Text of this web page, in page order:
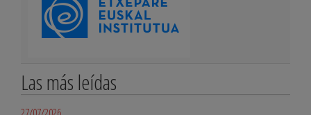
Las más leídas